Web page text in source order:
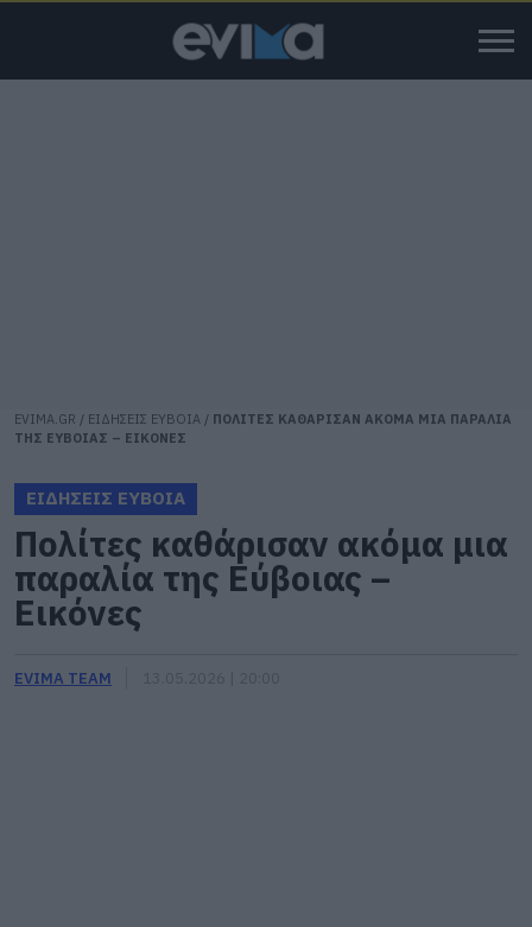
EVIMA.GR / ΕΙΔΗΣΕΙΣ ΕΥΒΟΙΑ / ΠΟΛΙΤΕΣ ΚΑΘΑΡΙΣΑΝ ΑΚΟΜΑ ΜΙΑ ΠΑΡΑΛΙΑ
ΤΗΣ ΕΥΒΟΙΑΣ – ΕΙΚΟΝΕΣ
ΕΙΔΗΣΕΙΣ ΕΥΒΟΙΑ
Πολίτες καθάρισαν ακόμα μια
παραλία της Εύβοιας –
Εικόνες
EVIMA TEAM